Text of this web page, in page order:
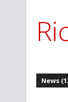
News